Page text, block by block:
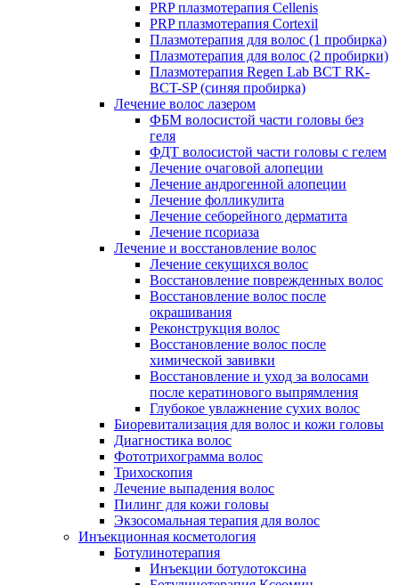
PRP плазмотерапия Cellenis
PRP плазмотерапия Cortexil
Плазмотерапия для волос (1 пробирка)
Плазмотерапия для волос (2 пробирки)
Плазмотерапия Regen Lab BCT RK-
BCT-SP (синяя пробирка)
Лечение волос лазером
ФБМ волосистой части головы без
геля
ФДТ волосистой части головы с гелем
Лечение очаговой алопеции
Лечение андрогенной алопеции
Лечение фолликулита
Лечение себорейного дерматита
Лечение псориаза
Лечение и восстановление волос
Лечение секущихся волос
Восстановление поврежденных волос
Восстановление волос после
окрашивания
Реконструкция волос
Восстановление волос после
химической завивки
Восстановление и уход за волосами
после кератинового выпрямления
Глубокое увлажнение сухих волос
Биоревитализация для волос и кожи головы
Диагностика волос
Фототрихограмма волос
Трихоскопия
Лечение выпадения волос
Пилинг для кожи головы
Экзосомальная терапия для волос
Инъекционная косметология
Ботулинотерапия
Инъекции ботулотоксина